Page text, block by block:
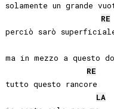
solamente un grande
RE
perciò sarò
ma in mezzo a questo
RE
tutto questo rancore
LA